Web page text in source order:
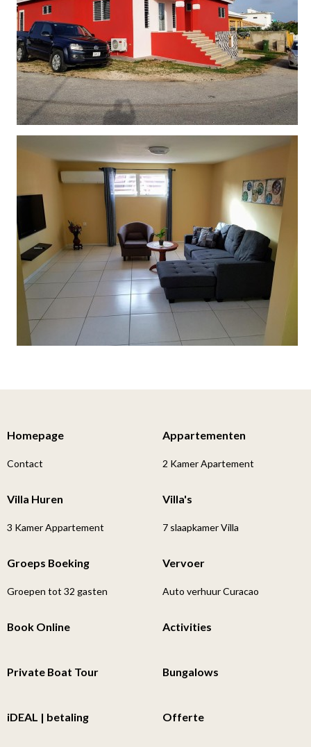
Homepage
Contact
Appartementen
2 Kamer Apartement
Villa Huren
3 Kamer Appartement
Villa's
7 slaapkamer Villa
Groeps Boeking
Groepen tot 32 gasten
Vervoer
Auto verhuur Curacao
Book Online Activities
Private Boat Tour Bungalows
iDEAL | betaling Offerte